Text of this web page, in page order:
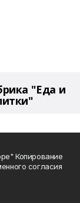
"Еда и
Копирование
согласия